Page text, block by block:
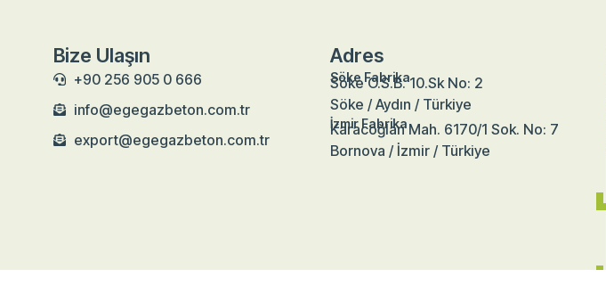
Bize Ulaşın
+90 256 905 0 666
info@egegazbeton.com.tr
export@egegazbeton.com.tr
Adres
Söke Fabrika
Söke O.S.B. 10.Sk No: 2
Söke / Aydın / Türkiye
İzmir Fabrika
Karacoğlan Mah. 6170/1 Sok. No: 7
Bornova / İzmir / Türkiye